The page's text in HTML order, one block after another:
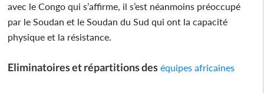
avec le Congo qui s’affirme, il s’est néanmoins préoccupé
par le Soudan et le Soudan du Sud qui ont la capacité
physique et la résistance.
Eliminatoires et répartitions des équipes africaines